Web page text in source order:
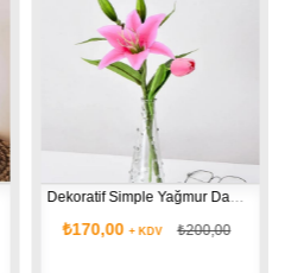
Dekoratif Simple Yağmur Damlası Cam Vazo
₺170,00+ KDV ₺200,00